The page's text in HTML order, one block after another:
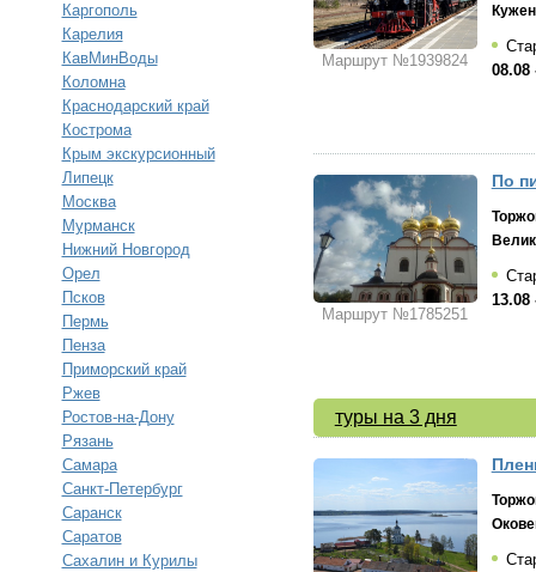
Каргополь
Карелия
КавМинВоды
Коломна
Краснодарский край
Кострома
Крым экскурсионный
Липецк
Москва
Мурманск
Нижний Новгород
Орел
Псков
Пермь
Пенза
Приморский край
Ржев
Ростов-на-Дону
Рязань
Самара
Санкт-Петербург
Саранск
Саратов
Сахалин и Курилы
Маршрут №1939824
08.08
Маршрут №1785251
По
13.08
туры на 3 дня